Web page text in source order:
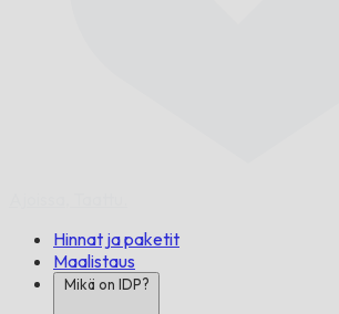
Hinnat ja paketit
Maalistaus
Mikä on IDP?